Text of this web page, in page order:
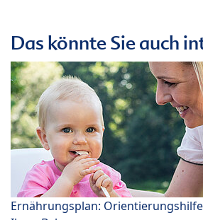
Das könnte Sie auch
Ernährungsplan: